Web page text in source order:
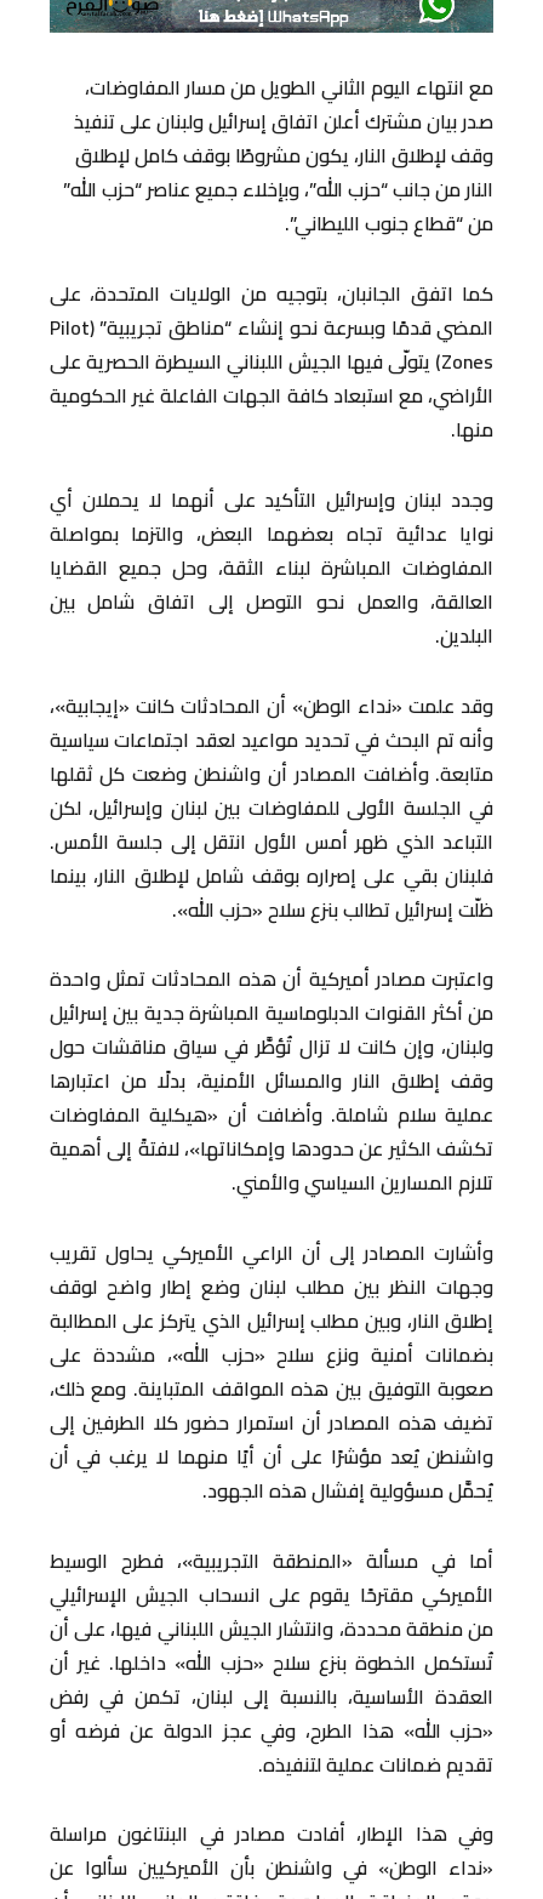
مع انتهاء اليوم الثاني الطويل من مسار المفاوضات،
صدر بيان مشترك أعلن اتفاق إسرائيل ولبنان على تنفيذ
وقف لإطلاق النار، يكون مشروطًا بوقف كامل لإطلاق
النار من جانب “حزب الله”، وبإخلاء جميع عناصر “حزب الله”
من “قطاع جنوب الليطاني”.
كما اتفق الجانبان، بتوجيه من الولايات المتحدة، على
المضي قدمًا وبسرعة نحو إنشاء “مناطق تجريبية” (Pilot
Zones) يتولّى فيها الجيش اللبناني السيطرة الحصرية على
الأراضي، مع استبعاد كافة الجهات الفاعلة غير الحكومية
منها.
وجدد لبنان وإسرائيل التأكيد على أنهما لا يحملان أي
نوايا عدائية تجاه بعضهما البعض، والتزما بمواصلة
المفاوضات المباشرة لبناء الثقة، وحل جميع القضايا
العالقة، والعمل نحو التوصل إلى اتفاق شامل بين
البلدين.
وقد علمت «نداء الوطن» أن المحادثات كانت «إيجابية»،
وأنه تم البحث في تحديد مواعيد لعقد اجتماعات سياسية
متابعة. وأضافت المصادر أن واشنطن وضعت كل ثقلها
في الجلسة الأولى للمفاوضات بين لبنان وإسرائيل، لكن
التباعد الذي ظهر أمس الأول انتقل إلى جلسة الأمس.
فلبنان بقي على إصراره بوقف شامل لإطلاق النار، بينما
ظلّت إسرائيل تطالب بنزع سلاح «حزب الله».
واعتبرت مصادر أميركية أن هذه المحادثات تمثل واحدة
من أكثر القنوات الدبلوماسية المباشرة جدية بين إسرائيل
ولبنان، وإن كانت لا تزال تُؤطَّر في سياق مناقشات حول
وقف إطلاق النار والمسائل الأمنية، بدلًا من اعتبارها
عملية سلام شاملة. وأضافت أن «هيكلية المفاوضات
تكشف الكثير عن حدودها وإمكاناتها»، لافتةً إلى أهمية
تلازم المسارين السياسي والأمني.
وأشارت المصادر إلى أن الراعي الأميركي يحاول تقريب
وجهات النظر بين مطلب لبنان وضع إطار واضح لوقف
إطلاق النار، وبين مطلب إسرائيل الذي يتركز على المطالبة
بضمانات أمنية ونزع سلاح «حزب الله»، مشددة على
صعوبة التوفيق بين هذه المواقف المتباينة. ومع ذلك،
تضيف هذه المصادر أن استمرار حضور كلا الطرفين إلى
واشنطن يُعد مؤشرًا على أن أيًا منهما لا يرغب في أن
يُحمَّل مسؤولية إفشال هذه الجهود.
أما في مسألة «المنطقة التجريبية»، فطرح الوسيط
الأميركي مقترحًا يقوم على انسحاب الجيش الإسرائيلي
من منطقة محددة، وانتشار الجيش اللبناني فيها، على أن
تُستكمل الخطوة بنزع سلاح «حزب الله» داخلها. غير أن
العقدة الأساسية، بالنسبة إلى لبنان، تكمن في رفض
«حزب الله» هذا الطرح، وفي عجز الدولة عن فرضه أو
تقديم ضمانات عملية لتنفيذه.
وفي هذا الإطار، أفادت مصادر في البنتاغون مراسلة
«نداء الوطن» في واشنطن بأن الأميركيين سألوا عن